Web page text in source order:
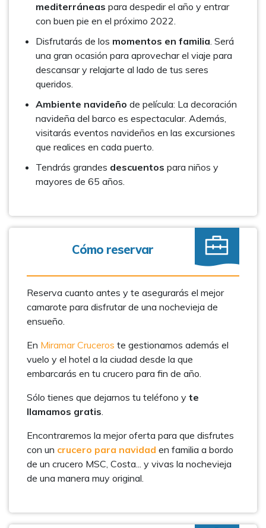
mediterráneas para despedir el año y entrar
con buen pie en el próximo 2022.
Disfrutarás de los momentos en familia. Será
una gran ocasión para aprovechar el viaje para
descansar y relajarte al lado de tus seres
queridos.
Ambiente navideño de película: La decoración
navideña del barco es espectacular. Además,
visitarás eventos navideños en las excursiones
que realices en cada puerto.
Tendrás grandes descuentos para niños y
mayores de 65 años.
Cómo reservar
Reserva cuanto antes y te asegurarás el mejor
camarote para disfrutar de una nochevieja de
ensueño.
En Miramar Cruceros te gestionamos además el
vuelo y el hotel a la ciudad desde la que
embarcarás en tu crucero para fin de año.
Sólo tienes que dejarnos tu teléfono y te
llamamos gratis.
Encontraremos la mejor oferta para que disfrutes
con un crucero para navidad en familia a bordo
de un crucero MSC, Costa... y vivas la nochevieja
de una manera muy original.